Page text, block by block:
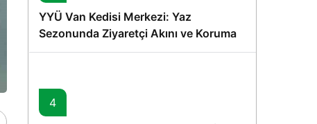
YYÜ Van Kedisi Merkezi: Yaz
Sezonunda Ziyaretçi Akını ve Koruma
Vurgusu
4